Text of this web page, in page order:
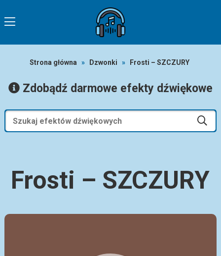
Strona główna » Dzwonki » Frosti – SZCZURY
Zdobądź darmowe efekty dźwiękowe
Frosti – SZCZURY